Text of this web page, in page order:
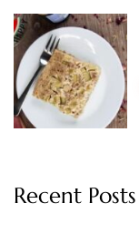
Recent Posts